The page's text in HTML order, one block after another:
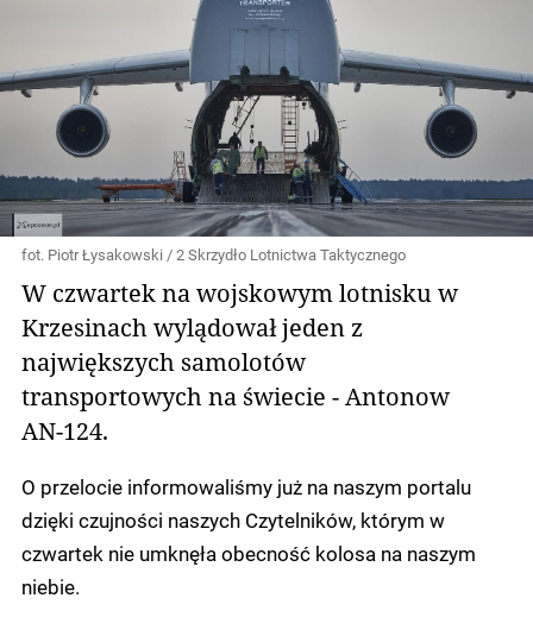
fot. Piotr Łysakowski / 2 Skrzydło Lotnictwa Taktycznego
W czwartek na wojskowym lotnisku w
Krzesinach wylądował jeden z
największych samolotów
transportowych na świecie - Antonow
AN-124.
O przelocie informowaliśmy już na naszym portalu
dzięki czujności naszych Czytelników, którym w
czwartek nie umknęła obecność kolosa na naszym
niebie.